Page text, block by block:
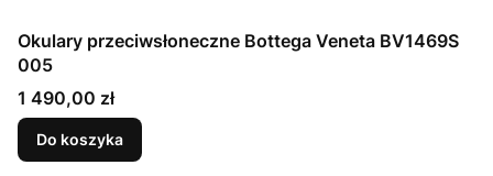
Okulary przeciwsłoneczne Bottega Veneta BV1469S
005
Cena
1 490,00 zł
Do koszyka